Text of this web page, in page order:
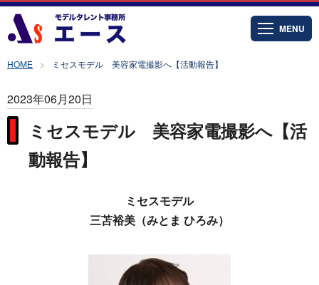
MENU
HOME ミセスモデル 美容家電撮影へ【活動報告】
2023年06月20日
ミセスモデル 美容家電撮影へ【活
動報告】
ミセスモデル
三苫裕美（みとま ひろみ）